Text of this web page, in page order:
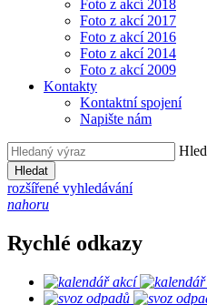
Foto z akcí 2018
Foto z akcí 2017
Foto z akcí 2016
Foto z akcí 2014
Foto z akcí 2009
Kontakty
Kontaktní spojení
Napište nám
Hledat
rozšířené vyhledávání
nahoru
Rychlé odkazy